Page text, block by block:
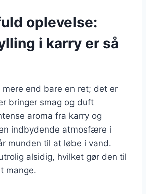
oplevelse:
i karry er så
mere end bare en ret; det er
bringer smag og duft
aroma fra karry og
indbydende atmosfære i
munden til at løbe i vand.
alsidig, hvilket gør den til
mange.